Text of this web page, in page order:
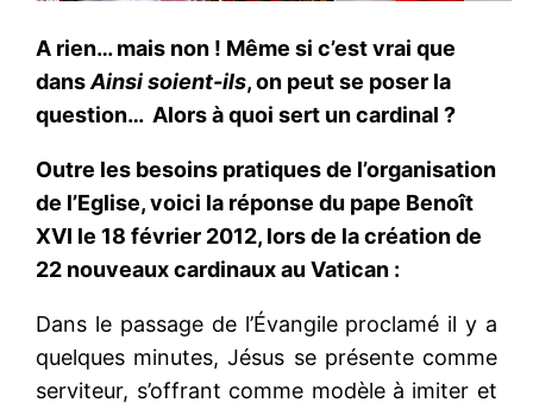
A rien… mais non ! Même si c’est vrai que
dansAinsi soient-ils, on peut se poser la
question… Alors à quoi sert un cardinal ?
Outre les besoins pratiques de l’organisation
de l’Eglise, voici la réponse du pape Benoît
XVI le 18 février 2012, lors de la création de
22 nouveaux cardinaux au Vatican :
Dans le passage de l’Évangile proclamé il y a
quelques minutes, Jésus se présente comme
serviteur, s’offrant comme modèle à imiter et